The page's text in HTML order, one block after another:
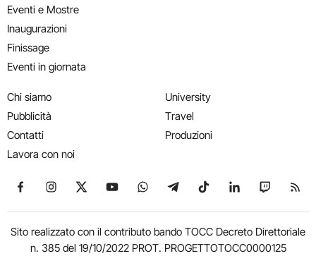
Eventi e Mostre
Inaugurazioni
Finissage
Eventi in giornata
Chi siamo
Pubblicità
Contatti
Lavora con noi
University
Travel
Produzioni
Seguici su Facebook
Seguici su Instagram
Seguici su X
Seguici su YouTube
Seguici su WhatsApp
Seguici su Telegram
Seguici su TikTok
Seguici su
Seguici
Sito realizzato con il contributo bando TOCC Decreto Direttoriale
n. 385 del 19/10/2022 PROT. PROGETTOTOCC0000125